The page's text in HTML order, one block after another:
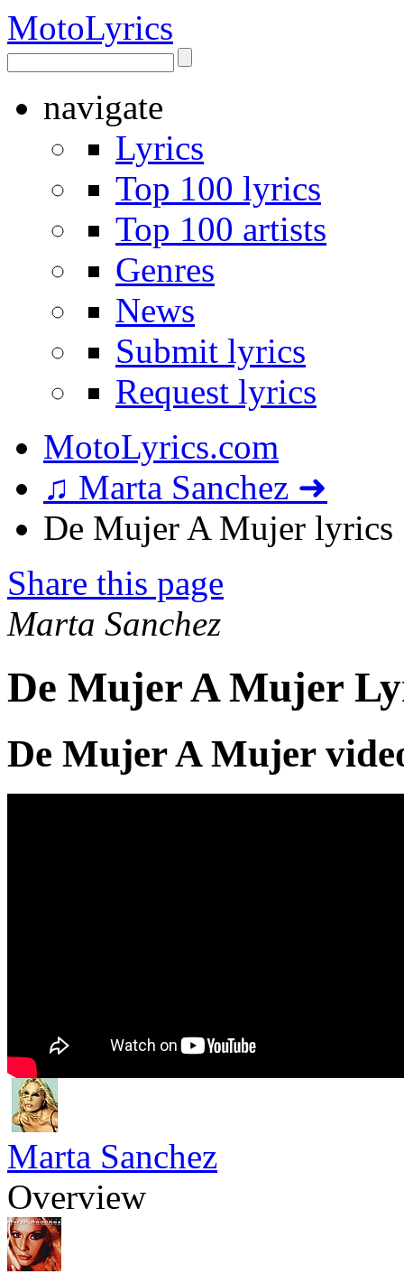
MotoLyrics
navigate
Lyrics
Top 100 lyrics
Top 100 artists
Genres
News
Submit lyrics
Request lyrics
MotoLyrics.com
♫ Marta Sanchez ➜
De Mujer A Mujer lyrics
Share this page
Marta Sanchez
De Mujer A Mujer
De Mujer A Mujer
Marta Sanchez
Overview